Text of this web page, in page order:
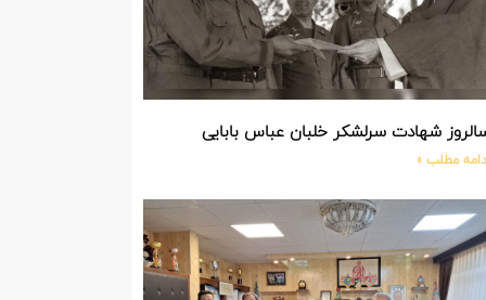
شهادت سرلشکر خلبان عباس بابایی
مطلب »